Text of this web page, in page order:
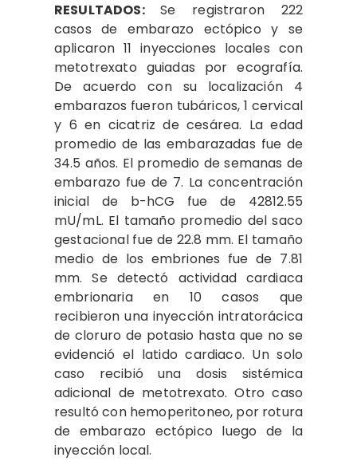
RESULTADOS:Se registraron 222
casos de embarazo ectópico y se
aplicaron 11 inyecciones locales con
metotrexato guiadas por ecografía.
De acuerdo con su localización 4
embarazos fueron tubáricos, 1 cervical
y 6 en cicatriz de cesárea. La edad
promedio de las embarazadas fue de
34.5 años. El promedio de semanas de
embarazo fue de 7. La concentración
inicial de b-hCG fue de 42812.55
mU/mL. El tamaño promedio del saco
gestacional fue de 22.8 mm. El tamaño
medio de los embriones fue de 7.81
mm. Se detectó actividad cardiaca
embrionaria en 10 casos que
recibieron una inyección intratorácica
de cloruro de potasio hasta que no se
evidenció el latido cardiaco. Un solo
caso recibió una dosis sistémica
adicional de metotrexato. Otro caso
resultó con hemoperitoneo, por rotura
de embarazo ectópico luego de la
inyección local.